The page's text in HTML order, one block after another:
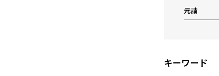
元請
キーワード